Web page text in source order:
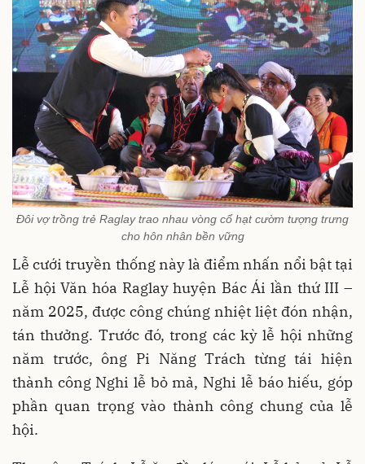
Đôi vợ trồng trẻ Raglay trao nhau vòng cổ hạt cườm tượng trưng
cho hôn nhân bền vững
Lễ cưới truyền thống này là điểm nhấn nổi bật tại
Lễ hội Văn hóa Raglay huyện Bác Ái lần thứ III –
năm 2025, được công chúng nhiệt liệt đón nhận,
tán thưởng. Trước đó, trong các kỳ lễ hội những
năm trước, ông Pi Năng Trách từng tái hiện
thành công Nghi lễ bỏ mả, Nghi lễ báo hiếu, góp
phần quan trọng vào thành công chung của lễ
hội.